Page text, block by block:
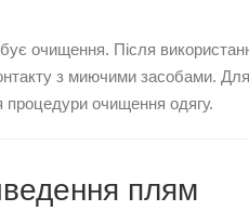
очищення. Після
з миючими засобами.
процедури очищення одягу.
плям